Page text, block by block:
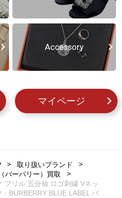
Accessory
マイページ
取り扱いブランド
バーバリー）買取
フリル 五分袖 ロゴ刺繍 Vネッ
- BURBERRY BLUE LABEL バ